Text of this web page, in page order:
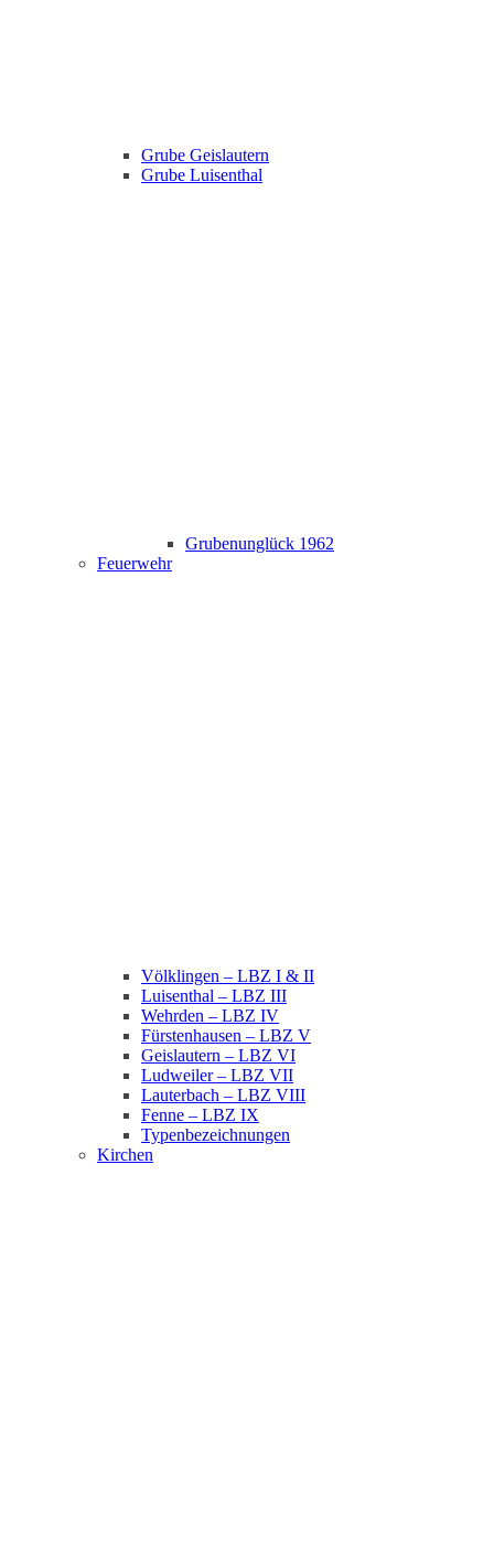
Grube Geislautern
Grube Luisenthal
Grubenunglück 1962
Feuerwehr
Völklingen – LBZ I & II
Luisenthal – LBZ III
Wehrden – LBZ IV
Fürstenhausen – LBZ V
Geislautern – LBZ VI
Ludweiler – LBZ VII
Lauterbach – LBZ VIII
Fenne – LBZ IX
Typenbezeichnungen
Kirchen